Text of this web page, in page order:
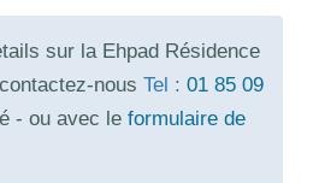
sur la Ehpad Résidence
nous Tel : 01 85 09
- ou avec le formulaire de